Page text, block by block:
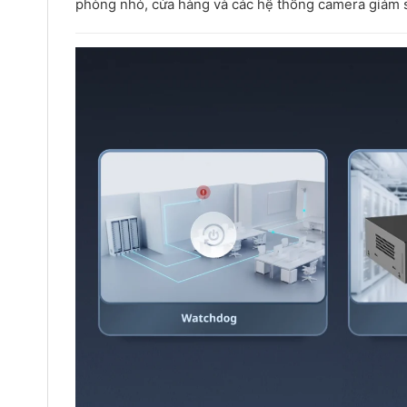
phòng nhỏ, cửa hàng và các hệ thống camera giám